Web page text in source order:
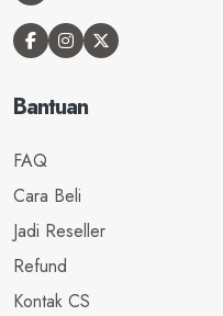
Bantuan
FAQ
Cara Beli
Jadi Reseller
Refund
Kontak CS